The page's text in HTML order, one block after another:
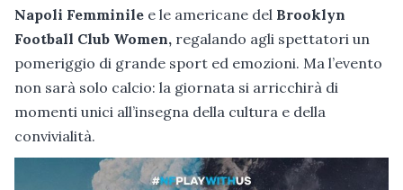
Napoli Femminile e le americane del Brooklyn
Football Club Women, regalando agli spettatori un
pomeriggio di grande sport ed emozioni. Ma l’evento
non sarà solo calcio: la giornata si arricchirà di
momenti unici all’insegna della cultura e della
convivialità.